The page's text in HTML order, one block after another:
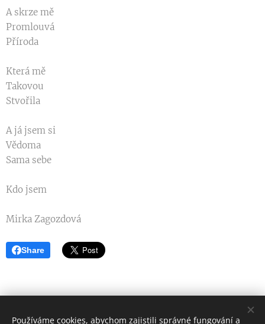
A skrze mě
Promlouvá
Příroda
Která mě
Takovou
Stvořila
A já jsem si
Vědoma
Sama sebe
Kdo jsem
Mirka Zagozdová
Share
Používáme cookies, abychom zajistili správné fungování a